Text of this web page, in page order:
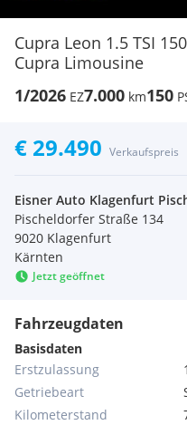
Cupra Leon 1.5 TSI
Cupra Limousine
1/2026 EZ7.000 km150
€ 29.490 Verkaufspreis
Eisner Auto Klagenfurt
Pischeldorfer Straße 134
9020 Klagenfurt
Kärnten
Jetzt geöffnet
Fahrzeugdaten
Basisdaten
Erstzulassung
Getriebeart
Kilometerstand